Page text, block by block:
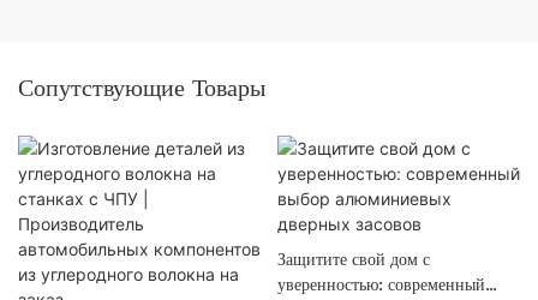
Сопутствующие Товары
Защитите свой дом с
уверенностью: современный